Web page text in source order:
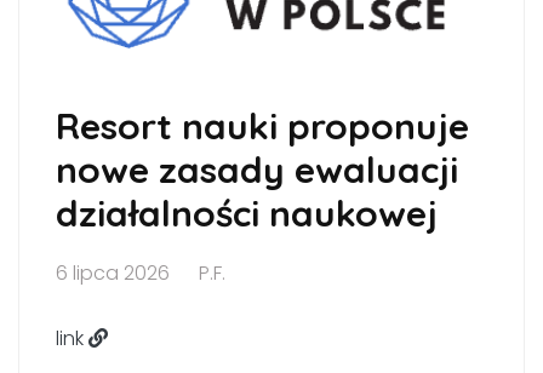
Resort nauki proponuje
nowe zasady ewaluacji
działalności naukowej
6 lipca 2026 P.F.
link